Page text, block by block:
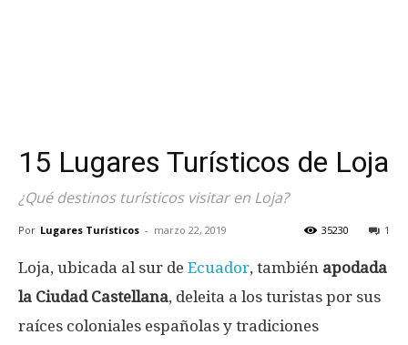
15 Lugares Turísticos de Loja
¿Qué destinos turísticos visitar en Loja?
Por Lugares Turísticos - marzo 22, 2019 1
35230
Loja, ubicada al sur de Ecuador, también apodada
la Ciudad Castellana, deleita a los turistas por sus
raíces coloniales españolas y tradiciones